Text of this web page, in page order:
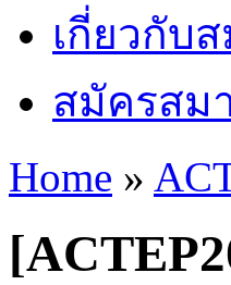
เกี่ยวกับ
สมัครสม
You are here
Home »